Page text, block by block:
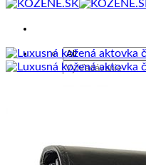
Hľadať:
Kožené